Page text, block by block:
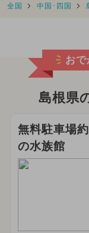
全国 中国･四国
おで
島根県
無料駐車場
の水族館